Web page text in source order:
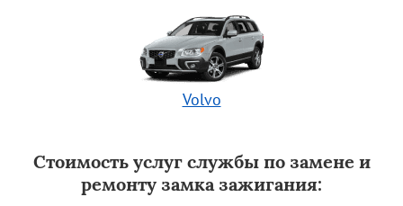
Volvo
Стоимость услуг службы по замене и
ремонту замка зажигания: